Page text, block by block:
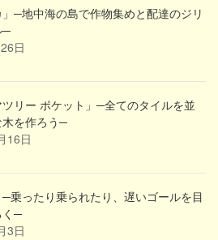
」─地中海の島で作物集めと配達のジリ
─
日
ツリー ポケット」─全てのタイルを並
を作ろう─
16日
─乗ったり乗られたり、遅いゴールを目
く─
3日